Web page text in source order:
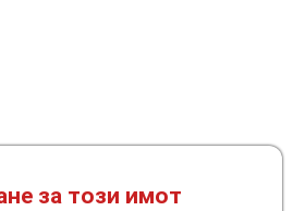
за този имот